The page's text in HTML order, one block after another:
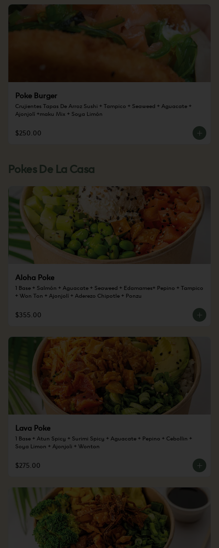
Poke Burger
Crujientes Tapas De Arroz Sushi + Tampico + Seaweed + Aguacate +
Ajonjolí +maku Mix + Soya Limón
$250.00
Pokes De La Casa
Aloha Poke
1 Base + Salmón + Aguacate + Seaweed + Edamames+ Pepino + Tampico
+ Won Ton + Ajonjolí + Aderezo Chipotle + Ponzu
$355.00
Lava Poke
1 Base + Atun Spicy + Surimi Spicy + Aguacate + Pepino + Cebollin +
Soya Limon + Ajonjoli + Wonton
$275.00